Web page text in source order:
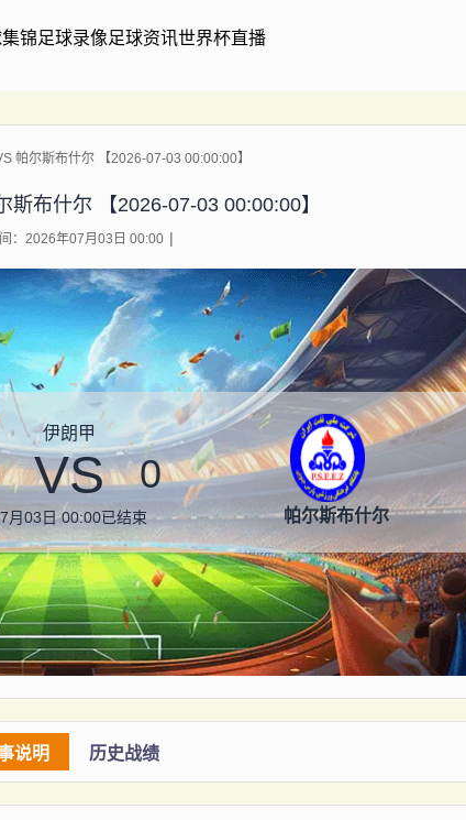
锦足球录像足球资讯世界杯直播
帕尔斯布什尔 【2026-07-03 00:00:00】
斯布什尔 【2026-07-03 00:00:00】
：2026年07月03日 00:00
伊朗甲
VS 0
月03日 00:00已结束 帕尔斯布什尔
说明 历史战绩